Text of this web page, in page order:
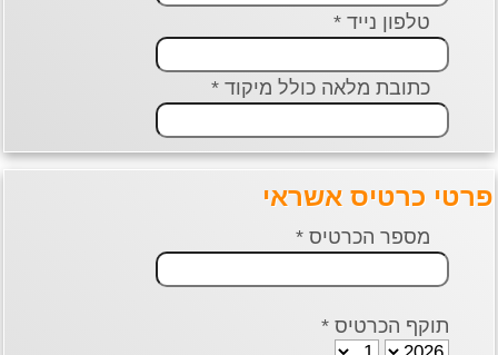
טלפון נייד *
כתובת מלאה כולל מיקוד *
כרטיס אשראי
מספר הכרטיס *
תוקף הכרטיס *